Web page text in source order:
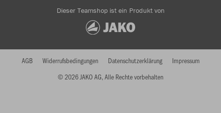
Dieser Teamshop ist ein Produkt von
© 2026 JAKO AG, Alle Rechte vorbehalten
AGB Widerrufsbedingungen Datenschutzerklärung Impressum